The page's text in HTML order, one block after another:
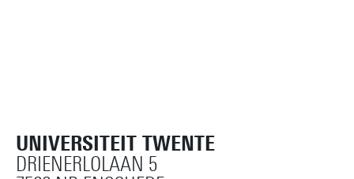
UNIVERSITEIT TWENTE
DRIENERLOLAAN 5